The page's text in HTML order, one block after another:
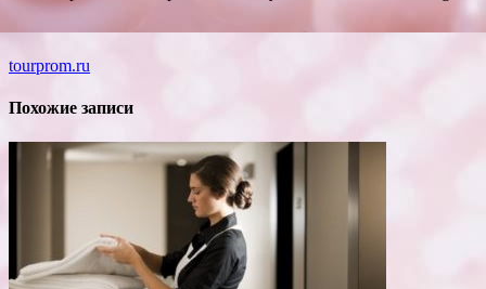
tourprom.ru
Похожие записи